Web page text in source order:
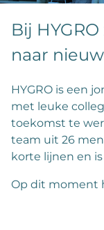
Bij
naar
HYGRO is een
met leuke
toekomst te
team uit 26
korte lijnen en
Op dit moment